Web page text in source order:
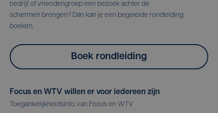
bedrijf of vriendengroep een bezoek achter de
schermen brengen? Dan kan je een begeleide rondleiding
boeken.
Boek rondleiding
Focus en WTV willen er voor iedereen zijn
Toegankelijkheidsinfo van Focus en WTV